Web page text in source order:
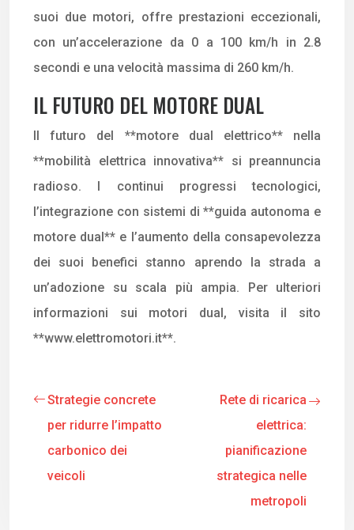
suoi due motori, offre prestazioni eccezionali,
con un’accelerazione da 0 a 100 km/h in 2.8
secondi e una velocità massima di 260 km/h.
IL FUTURO DEL MOTORE DUAL
Il futuro del **motore dual elettrico** nella
**mobilità elettrica innovativa** si preannuncia
radioso. I continui progressi tecnologici,
l’integrazione con sistemi di **guida autonoma e
motore dual** e l’aumento della consapevolezza
dei suoi benefici stanno aprendo la strada a
un’adozione su scala più ampia. Per ulteriori
informazioni sui motori dual, visita il sito
**www.elettromotori.it**.
Strategie concrete
per ridurre l’impatto
carbonico dei
veicoli
Rete di ricarica
elettrica:
pianificazione
strategica nelle
metropoli